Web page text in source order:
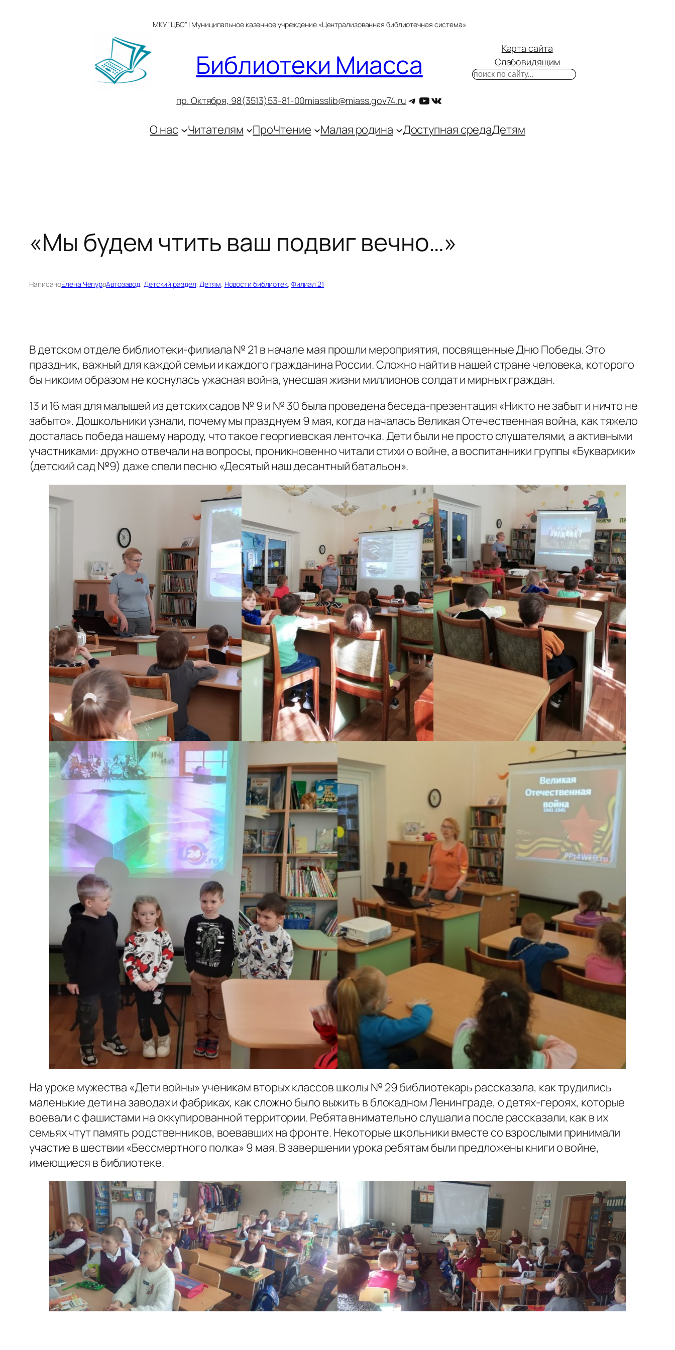
МКУ "ЦБС" | Муниципальное казенное учреждение «Централизованная библиотечная система»
Библиотеки Миасса
пр. Октября, 98(3513)53-81-00miasslib@miass.gov74.ru Telegram
YouTube
ВКонтакте
Карта сайта
Слабовидящим
Поиск
О нас Читателям ПроЧтение Малая родина Доступная средаДетям
«Мы будем чтить ваш подвиг вечно…»
НаписаноЕлена ЧепурвАвтозавод, Детский раздел, Детям, Новости библиотек, Филиал 21
В детском отделе библиотеки-филиала № 21 в начале мая прошли мероприятия, посвященные Дню Победы.Это
праздник, важный для каждой семьи и каждого гражданина России. Сложно найти в нашей стране человека, которого
бы никоим образом не коснулась ужасная война, унесшая жизни миллионов солдат и мирных граждан.
13 и 16 мая для малышей из детских садов № 9 и № 30 была проведена беседа-презентация «Никто не забыт и ничто не
забыто». Дошкольники узнали, почему мы празднуем 9 мая, когда началась Великая Отечественная война, как тяжело
досталась победа нашему народу, что такое георгиевская ленточка. Дети были не просто слушателями, а активными
участниками: дружно отвечали на вопросы, проникновенно читали стихи о войне, а воспитанники группы «Букварики»
(детский сад №9) даже спели песню «Десятый наш десантный батальон».
На уроке мужества «Дети войны» ученикам вторых классов школы № 29 библиотекарь рассказала, как трудились
маленькие дети на заводах и фабриках, как сложно было выжить в блокадном Ленинграде, о детях-героях, которые
воевали с фашистами на оккупированной территории. Ребята внимательно слушали а после рассказали, как в их
семьях чтут память родственников, воевавших на фронте. Некоторые школьники вместе со взрослыми принимали
участие в шествии «Бессмертного полка» 9 мая. В завершении урока ребятам были предложены книги о войне,
имеющиеся в библиотеке.